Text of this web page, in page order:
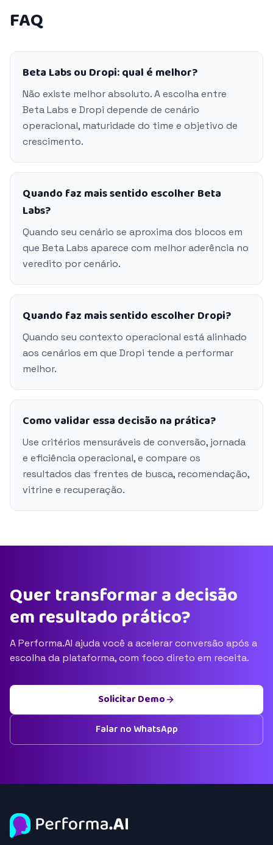
FAQ
Beta Labs ou Dropi: qual é melhor?
Não existe melhor absoluto. A escolha entre
Beta Labs e Dropi depende de cenário
operacional, maturidade do time e objetivo de
crescimento.
Quando faz mais sentido escolher Beta
Labs?
Quando seu cenário se aproxima dos blocos em
que Beta Labs aparece com melhor aderência no
veredito por cenário.
Quando faz mais sentido escolher Dropi?
Quando seu contexto operacional está alinhado
aos cenários em que Dropi tende a performar
melhor.
Como validar essa decisão na prática?
Use critérios mensuráveis de conversão, jornada
e eficiência operacional, e compare os
resultados das frentes de busca, recomendação,
vitrine e recuperação.
Quer transformar a decisão
em resultado prático?
A Performa.AI ajuda você a acelerar conversão após a
escolha da plataforma, com foco direto em receita.
Solicitar Demo
Falar no WhatsApp